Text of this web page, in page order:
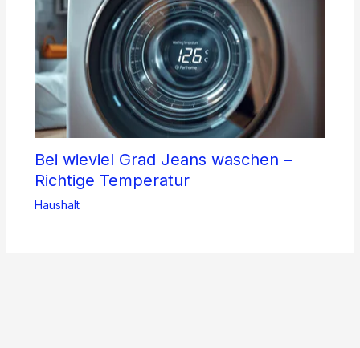
Bei wieviel Grad Jeans waschen –
Richtige Temperatur
Haushalt